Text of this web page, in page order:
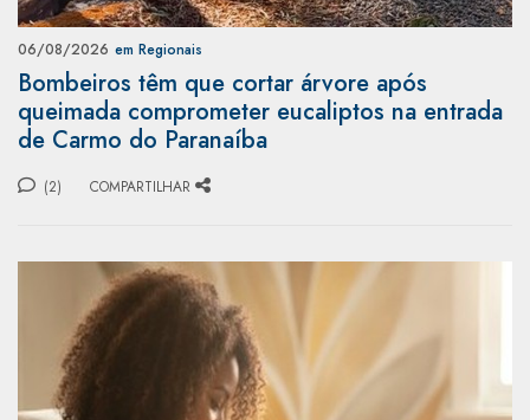
06/08/2026 em Regionais
Bombeiros têm que cortar árvore após
queimada comprometer eucaliptos na entrada
de Carmo do Paranaíba
(2) COMPARTILHAR